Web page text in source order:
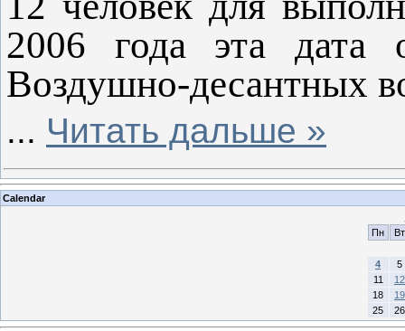
2006 года эта дата
Воздушно-десантных
... Читать дальше »
Calendar
Пн
Вт
4
5
11
12
18
19
25
26